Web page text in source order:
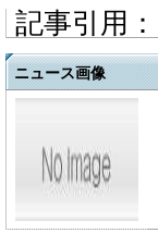
記事引用：
ニュース画像